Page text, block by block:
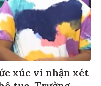
xúc vì nhận xét